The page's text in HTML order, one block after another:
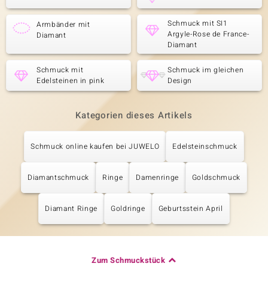
Armbänder mit
Diamant
Schmuck mit SI1
Argyle-Rose de France-
Diamant
Schmuck mit
Edelsteinen in pink
Schmuck im gleichen
Design
Kategorien dieses Artikels
Schmuck online kaufen bei JUWELO Edelsteinschmuck
Diamantschmuck Ringe Damenringe Goldschmuck
Diamant Ringe Goldringe Geburtsstein April
Zum Schmuckstück